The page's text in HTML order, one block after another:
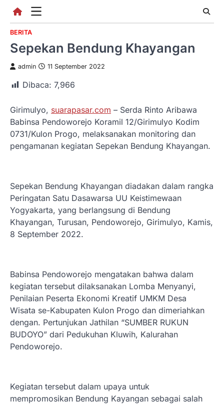
content
BERITA
Sepekan Bendung Khayangan
admin 11 September 2022
Dibaca: 7,966
Girimulyo, suarapasar.com – Serda Rinto Aribawa
Babinsa Pendoworejo Koramil 12/Girimulyo Kodim
0731/Kulon Progo, melaksanakan monitoring dan
pengamanan kegiatan Sepekan Bendung Khayangan.
Sepekan Bendung Khayangan diadakan dalam rangka
Peringatan Satu Dasawarsa UU Keistimewaan
Yogyakarta, yang berlangsung di Bendung
Khayangan, Turusan, Pendoworejo, Girimulyo, Kamis,
8 September 2022.
Babinsa Pendoworejo mengatakan bahwa dalam
kegiatan tersebut dilaksanakan Lomba Menyanyi,
Penilaian Peserta Ekonomi Kreatif UMKM Desa
Wisata se-Kabupaten Kulon Progo dan dimeriahkan
dengan. Pertunjukan Jathilan “SUMBER RUKUN
BUDOYO” dari Pedukuhan Kluwih, Kalurahan
Pendoworejo.
Kegiatan tersebut dalam upaya untuk
mempromosikan Bendung Kayangan sebagai salah